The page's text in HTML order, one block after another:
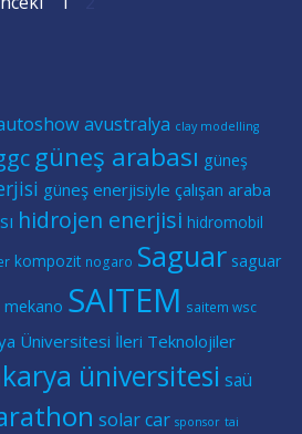
Posts
avustralya clay modelling
güneş arabası güneş
güneş enerjisiyle çalışan araba
hidrojen enerjisi hidromobil
kompozit nogaro Saguar saguar
mekano SAITEM saitem wsc
Üniversitesi İleri Teknolojiler
üniversitesi saü
solar car sponsor tai